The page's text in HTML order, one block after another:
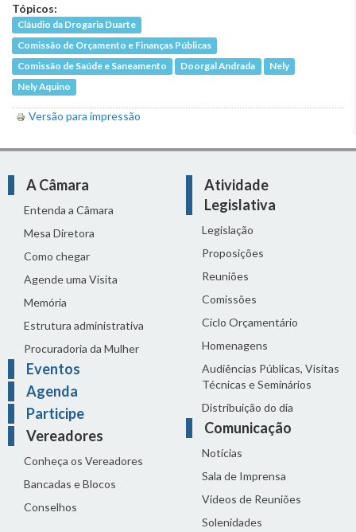
Tópicos:
Cláudio da Drogaria Duarte
Comissão de Orçamento e Finanças Públicas
Comissão de Saúde e Saneamento
Doorgal Andrada
Nely
Nely Aquino
Versão para impressão
A Câmara
Entenda a Câmara
Mesa Diretora
Como chegar
Agende uma Visita
Memória
Estrutura administrativa
Procuradoria da Mulher
Eventos
Agenda
Participe
Vereadores
Conheça os Vereadores
Bancadas e Blocos
Conselhos
Atividade
Legislativa
Legislação
Proposições
Reuniões
Comissões
Ciclo Orçamentário
Homenagens
Audiências Públicas, Visitas
Técnicas e Seminários
Distribuição do dia
Comunicação
Notícias
Sala de Imprensa
Vídeos de Reuniões
Solenidades